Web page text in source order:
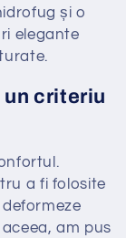
și o
elegante
un criteriu
a fi folosite
am pus